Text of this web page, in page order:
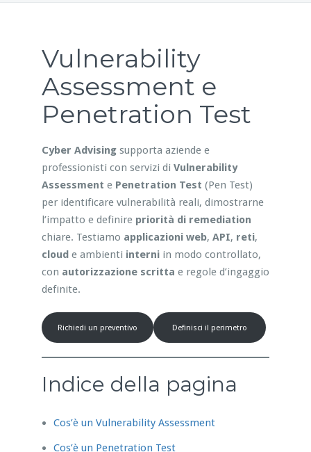
Vulnerability
Assessment e
Penetration Test
Cyber Advisingsupporta aziende e
professionisti con servizi di Vulnerability
Assessment e Penetration Test (Pen Test)
per identificare vulnerabilità reali, dimostrarne
l’impatto e definire priorità di remediation
chiare. Testiamo applicazioni web, API, reti,
cloude ambienti interniin modo controllato,
con autorizzazione scritta e regole d’ingaggio
definite.
Richiedi un preventivo Definisci il perimetro
Indice della pagina
Cos’è un Vulnerability Assessment
Cos’è un Penetration Test